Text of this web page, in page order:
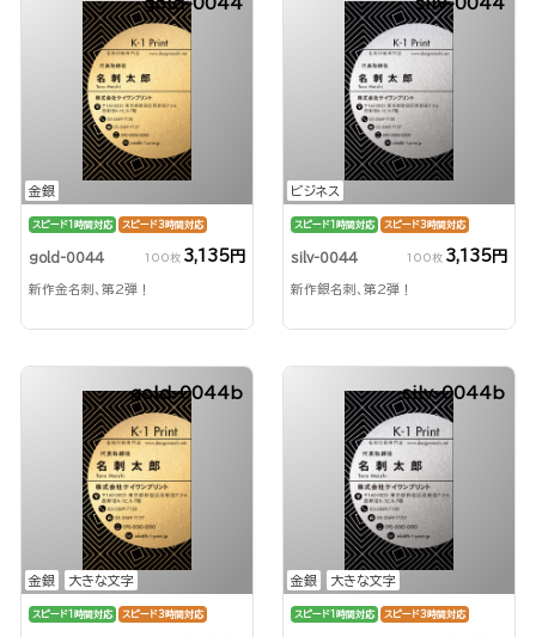
金銀
スピード1時間対応 スピード3時間対応
gold-0044 100枚 3,135円
新作金名刺、第2弾！
ビジネス
スピード1時間対応 スピード3時間対応
silv-0044 100枚 3,135円
新作銀名刺、第2弾！
金銀 大きな文字
gold-0044b
スピード1時間対応 スピード3時間対応
金銀 大きな文字
silv-0044b
スピード1時間対応 スピード3時間対応